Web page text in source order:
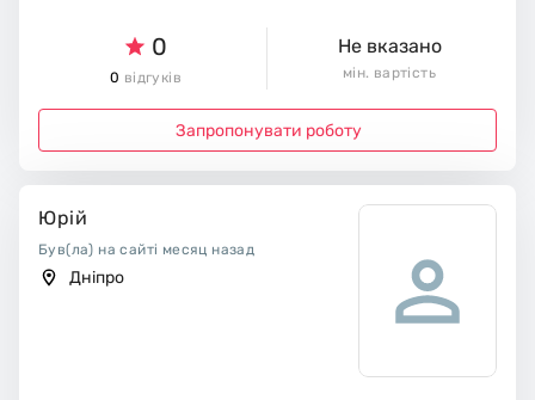
0
0 відгуків
Не вказано
мін. вартість
Запропонувати роботу
Юрій
Був(ла) на сайті месяц назад
Дніпро